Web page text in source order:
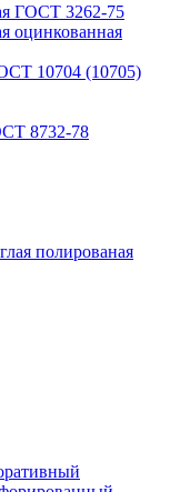
ГОСТ 3262-75
оцинкованная
10704 (10705)
8732-78
полированая